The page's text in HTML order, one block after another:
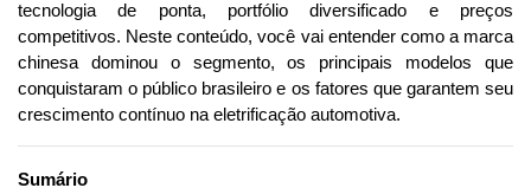
tecnologia de ponta, portfólio diversificado e preços
competitivos. Neste conteúdo, você vai entender como a marca
chinesa dominou o segmento, os principais modelos que
conquistaram o público brasileiro e os fatores que garantem seu
crescimento contínuo na eletrificação automotiva.
Sumário